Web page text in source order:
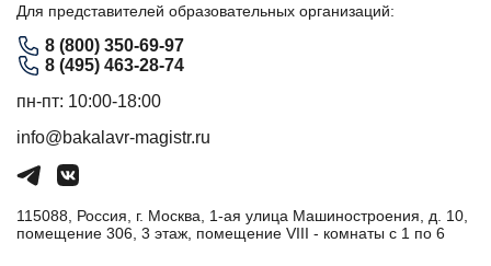
Для представителей образовательных организаций:
8 (800) 350-69-97
8 (495) 463-28-74
пн-пт: 10:00-18:00
info@bakalavr-magistr.ru
115088, Россия, г. Москва, 1-ая улица Машиностроения, д. 10,
помещение 306, 3 этаж, помещение VIII - комнаты с 1 по 6